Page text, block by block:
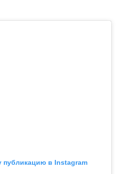
публикацию в Instagram